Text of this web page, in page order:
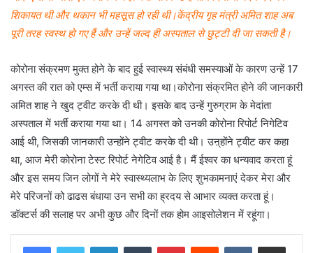
शिकायत थी और थकान भी महसूस हो रही थी।केंद्रीय गृह मंत्री अमित शाह अब
पूरी तरह स्वस्थ हो गए हैं और उन्हें जल्द ही अस्पताल से छुट्टी दी जा सकती है।
कोरोना संक्रमण मुक्त होने के बाद हुई स्वास्थ्य संबंधी समस्याओं के कारण उन्हें 17
अगस्त की रात को एम्स में भर्ती कराया गया था।कोरोना संक्रमित होने की जानकारी
अमित शाह ने खुद ट्वीट करके दी थी। इसके बाद उन्हें गुरुग्राम के मेदांता
अस्पताल में भर्ती कराया गया था। 14 अगस्त को उनकी कोरोना रिपोर्ट निगेटिव
आई थी, जिसकी जानकारी उन्होंने ट्वीट करके दी थी। उऩ्होंने ट्वीट कर कहा
था, आज मेरी कोरोना टेस्ट रिपोर्ट नेगेटिव आई है। मैं ईश्वर का धन्यवाद करता हूं
और इस समय जिन लोगों ने मेरे स्वास्थ्यलाभ के लिए शुभकामनाएं देकर मेरा और
मेरे परिजनों को ढाढस बंधाया उन सभी का ह्रदय से आभार व्यक्त करता हूं।
डॉक्टर्स की सलाह पर अभी कुछ और दिनों तक होम आइसोलेशन में रहूंगा।
LinkedInTumblr PinterestReddit VKontakteShare via Email